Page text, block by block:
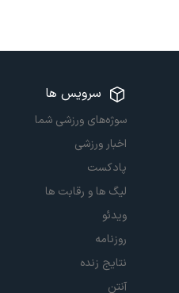
سرویس ها
سوژه‌های ورزشی شما
اخبار ورزشی
پادکست
لیگ ها و رقابت ها
ویدئو
روزنامه
نتایج زنده
آنتن